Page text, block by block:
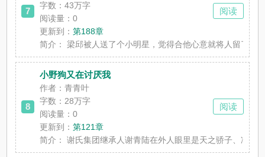
7
字数：43万字
阅读量：0
更新到：第188章
简介：
梁邱被人送了个小明星，觉得合他心意就将人留了
阅读
8
小野狗又在讨厌我
作者：青青叶
字数：28万字
阅读量：0
更新到：第121章
简介：
谢氏集团继承人谢青陆在外人眼里是天之骄子、冷漠
阅读